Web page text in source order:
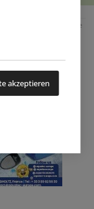
akzeptieren
Anzeige